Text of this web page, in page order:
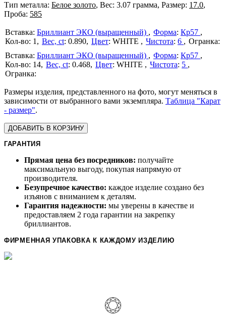
Тип металла: Белое золото, Вес: 3.07 грамма, Размер: 17.0,
Проба: 585
Бриллиант ЭКО (выращенный) Форма: Кр57
1
Вес, ct: 0.890 Цвет: WHITE Чистота: 6
Бриллиант ЭКО (выращенный)
Форма: Кр57
14 Вес, ct: 0.468 Цвет: WHITE Чистота: 5
Размеры изделия, представленного на фото, могут меняться в
зависимости от выбранного вами экземпляра. Таблица "Карат
- размер".
ДОБАВИТЬ В КОРЗИНУ
ГАРАНТИЯ
Прямая цена без посредников: получайте
максимальную выгоду, покупая напрямую от
производителя.
Безупречное качество: каждое изделие создано без
изъянов с вниманием к деталям.
Гарантия надежности: мы уверены в качестве и
предоставляем 2 года гарантии на закрепку
бриллиантов.
ФИРМЕННАЯ УПАКОВКА К КАЖДОМУ ИЗДЕЛИЮ